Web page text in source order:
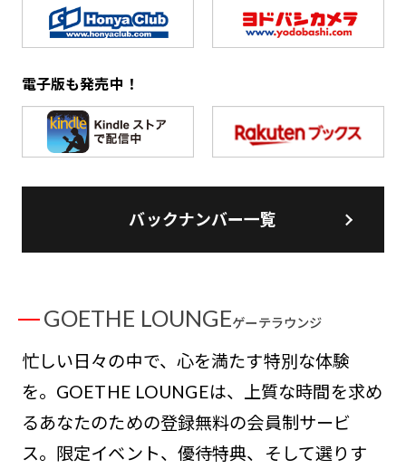
電子版も発売中！
バックナンバー一覧
GOETHE LOUNGEゲーテラウンジ
忙しい日々の中で、心を満たす特別な体験
を。GOETHE LOUNGEは、上質な時間を求め
るあなたのための登録無料の会員制サービ
ス。限定イベント、優待特典、そして選りす